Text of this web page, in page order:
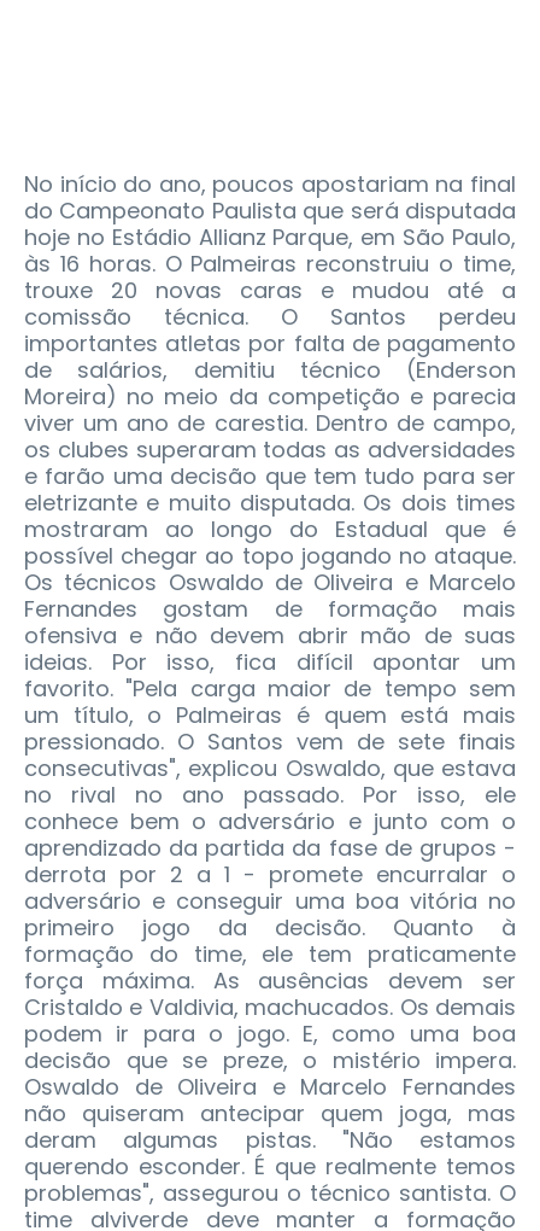
No início do ano, poucos apostariam na final
do Campeonato Paulista que será disputada
hoje no Estádio Allianz Parque, em São Paulo,
às 16 horas. O Palmeiras reconstruiu o time,
trouxe 20 novas caras e mudou até a
comissão técnica. O Santos perdeu
importantes atletas por falta de pagamento
de salários, demitiu técnico (Enderson
Moreira) no meio da competição e parecia
viver um ano de carestia. Dentro de campo,
os clubes superaram todas as adversidades
e farão uma decisão que tem tudo para ser
eletrizante e muito disputada. Os dois times
mostraram ao longo do Estadual que é
possível chegar ao topo jogando no ataque.
Os técnicos Oswaldo de Oliveira e Marcelo
Fernandes gostam de formação mais
ofensiva e não devem abrir mão de suas
ideias. Por isso, fica difícil apontar um
favorito. "Pela carga maior de tempo sem
um título, o Palmeiras é quem está mais
pressionado. O Santos vem de sete finais
consecutivas", explicou Oswaldo, que estava
no rival no ano passado. Por isso, ele
conhece bem o adversário e junto com o
aprendizado da partida da fase de grupos -
derrota por 2 a 1 - promete encurralar o
adversário e conseguir uma boa vitória no
primeiro jogo da decisão. Quanto à
formação do time, ele tem praticamente
força máxima. As ausências devem ser
Cristaldo e Valdivia, machucados. Os demais
podem ir para o jogo. E, como uma boa
decisão que se preze, o mistério impera.
Oswaldo de Oliveira e Marcelo Fernandes
não quiseram antecipar quem joga, mas
deram algumas pistas. "Não estamos
querendo esconder. É que realmente temos
problemas", assegurou o técnico santista. O
time alviverde deve manter a formação